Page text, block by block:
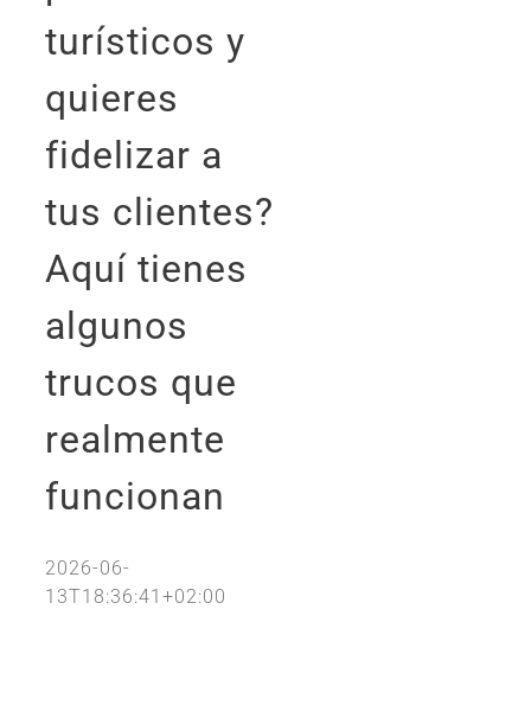
turísticos y
quieres
fidelizar a
tus clientes?
Aquí tienes
algunos
trucos que
realmente
funcionan
2026-06-
13T18:36:41+02:00